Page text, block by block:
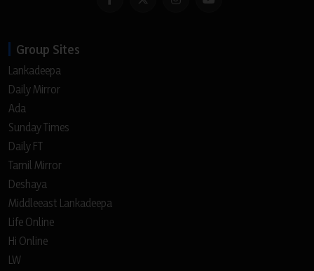
Group Sites
Lankadeepa
Daily Mirror
Ada
Sunday Times
Daily FT
Tamil Mirror
Deshaya
Middleeast Lankadeepa
Life Online
Hi Online
LW